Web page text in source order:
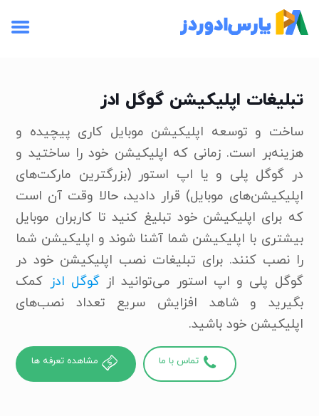
تبلیغات اپلیکیشن گوگل ادز
ساخت و توسعه اپلیکیشن موبایل کاری پیچیده و
هزینه‌بر است. زمانی که اپلیکیشن خود را ساختید و
در گوگل پلی و یا اپ استور (بزرگترین مارکت‌های
اپلیکیشن‌های موبایل) قرار دادید، حالا وقت آن است
که برای اپلیکیشن خود تبلیغ کنید تا کاربران موبایل
بیشتری با اپلیکیشن شما آشنا شوند و اپلیکیشن شما
را نصب کنند. برای تبلیغات نصب اپلیکیشن خود در
گوگل پلی و اپ استور می‌توانید ازگوگل ادز کمک
بگیرید و شاهد افزایش سریع تعداد نصب‌های
اپلیکیشن خود باشید.
مشاهده تعرفه ها تماس با ما